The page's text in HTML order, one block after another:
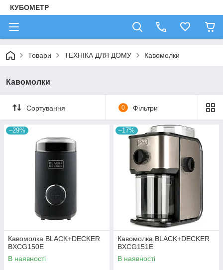
КУБОМЕТР
Товари ТЕХНІКА ДЛЯ ДОМУ Кавомолки
Кавомолки
Сортування 0 Фільтри
–29%
Кавомолка BLACK+DECKER
BXCG150E
В наявності
–17%
Кавомолка BLACK+DECKER
BXCG151E
В наявності